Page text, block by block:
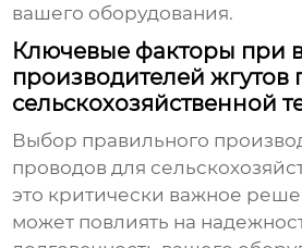
вашего оборудования.
Ключевые факторы при
производителей жгутов
сельскохозяйственной
Выбор правильного
проводов для
это критически важное
может повлиять на